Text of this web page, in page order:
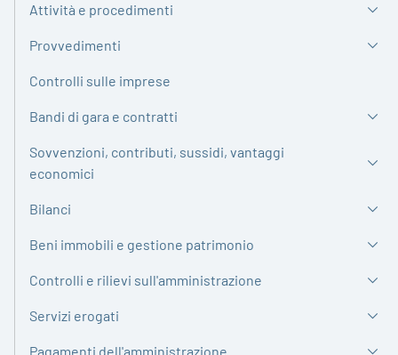
Attività e procedimenti
Provvedimenti
Controlli sulle imprese
Bandi di gara e contratti
Sovvenzioni, contributi, sussidi, vantaggi
economici
Bilanci
Beni immobili e gestione patrimonio
Controlli e rilievi sull'amministrazione
Servizi erogati
Pagamenti dell'amministrazione